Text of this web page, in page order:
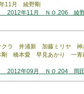
11月 綾野剛
2012年11月 ＮＯ.206 綾
クラ 井浦新 加藤ミリヤ 神
橋本愛 早見あかり 一
2012年09月 ＮＯ.204 岡